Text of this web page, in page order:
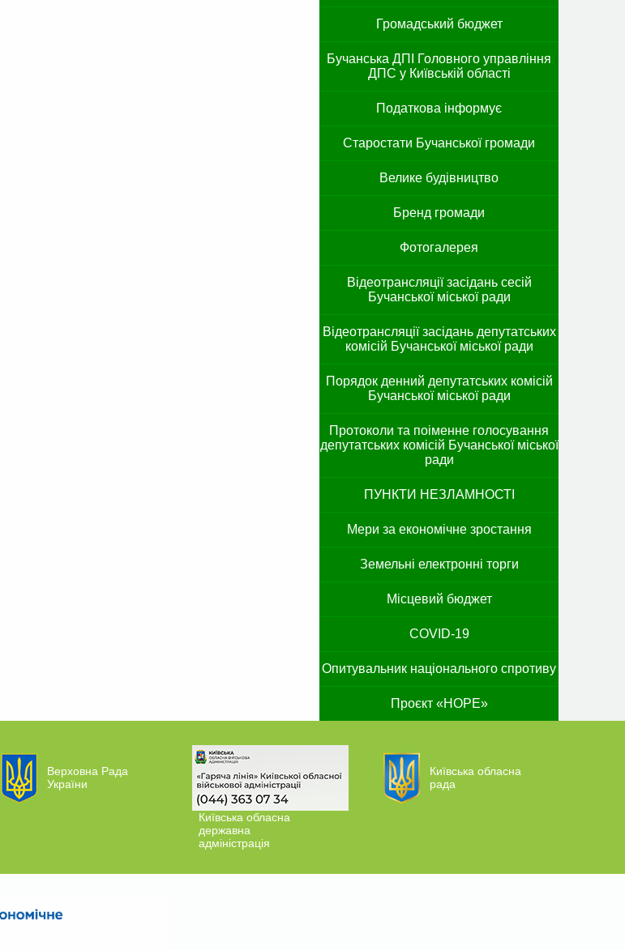
Громадський бюджет
Бучанська ДПІ Головного управління
ДПС у Київській області
Податкова інформує
Старостати Бучанської громади
Велике будівництво
Бренд громади
Фотогалерея
Відеотрансляції засідань сесій
Бучанської міської ради
Відеотрансляції засідань депутатських
комісій Бучанської міської ради
Порядок денний депутатських комісій
Бучанської міської ради
Протоколи та поіменне голосування
депутатських комісій Бучанської міської
ради
ПУНКТИ НЕЗЛАМНОСТІ
Мери за економічне зростання
Земельні електронні торги
Місцевий бюджет
COVID-19
Опитувальник національного спротиву
Проєкт «HOPE»
Верховна Рада
України
Київська обласна
державна
адміністрація
Київська обласна
рада